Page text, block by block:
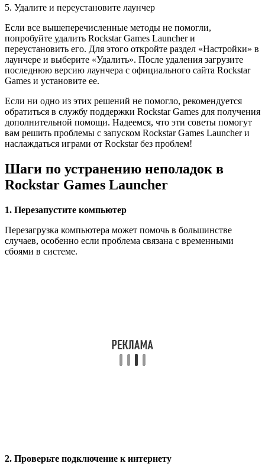
5. Удалите и переустановите лаунчер
Если все вышеперечисленные методы не помогли,
попробуйте удалить Rockstar Games Launcher и
переустановить его. Для этого откройте раздел «Настройки» в
лаунчере и выберите «Удалить». После удаления загрузите
последнюю версию лаунчера с официального сайта Rockstar
Games и установите ее.
Если ни одно из этих решений не помогло, рекомендуется
обратиться в службу поддержки Rockstar Games для получения
дополнительной помощи. Надеемся, что эти советы помогут
вам решить проблемы с запуском Rockstar Games Launcher и
наслаждаться играми от Rockstar без проблем!
Шаги по устранению неполадок в
Rockstar Games Launcher
1. Перезапустите компьютер
Перезагрузка компьютера может помочь в большинстве
случаев, особенно если проблема связана с временными
сбоями в системе.
2. Проверьте подключение к интернету